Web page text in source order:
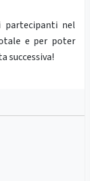
partecipanti nel
e per poter
successiva!